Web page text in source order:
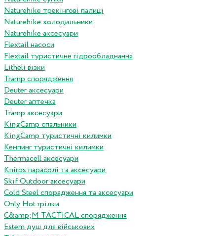
Naturehike трекінгові палиці
Naturehike холодильники
Naturehike аксесуари
Flextail насоси
Flextail туристичне гідрообладнання
Litheli візки
Tramp спорядження
Deuter аксесуари
Deuter аптечка
Tramp аксесуари
KingCamp спальники
KingCamp туристичні килимки
Кемпинг туристичні килимки
Thermacell аксесуари
Knirps парасолі та аксесуари
Skif Outdoor аксесуари
Cold Steel спорядження та аксесуари
Only Hot грілки
C&amp;M TACTICAL спорядження
Estem душ для військових